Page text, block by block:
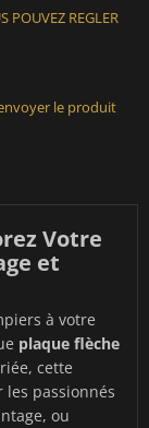
POUVEZ REGLER
le produit
Votre
et
à votre
plaque flèche
cette
passionnés
ou